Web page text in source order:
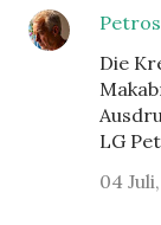
Petros
Die
LG
04